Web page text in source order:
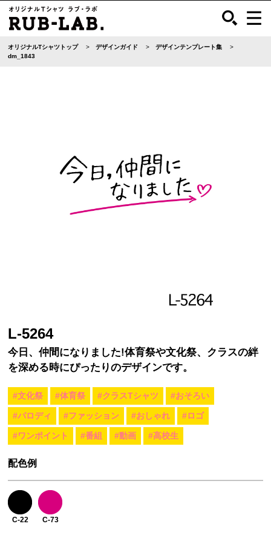
オリジナルTシャツトップ デザインガイド
デザインテンプレート集
dm_1843
L-5264
今日、仲間になりました!体育祭や文化祭、クラスの絆
を深める時にぴったりのデザインです。
#文化祭 #体育祭 #クラスTシャツ #おそろい
#パロディ #ファッション #おしゃれ #ロゴ
#ワンポイント #番組 #動画 #高校生
配色例
C-22 C-73